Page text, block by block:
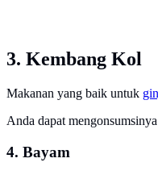
3. Kembang Kol
Makanan yang baik untuk
Anda dapat
4. Bayam